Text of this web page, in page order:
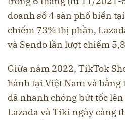
doanh số 4 sàn phổ biến
chiếm 73% thị phần,
và Sendo lần lượt chiếm
Giữa năm 2022, TikTok
hành tại Việt Nam và
đã nhanh chóng bứt tốc
Lazada và Tiki ngày càng